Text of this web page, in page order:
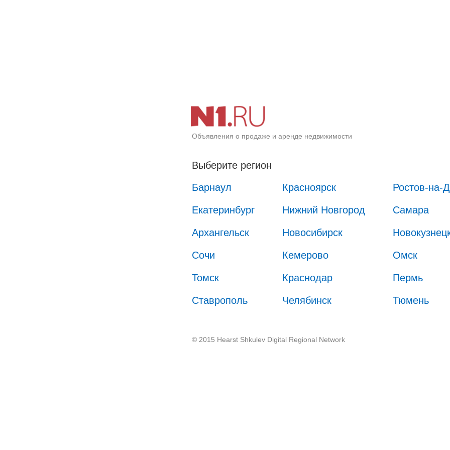
Объявления о продаже и аренде недвижимости
Выберите регион
Барнаул
Красноярск Ростов-на-
Екатеринбург Нижний Новгород Самара
Архангельск Новосибирск
Сочи Кемерово Омск
Томск Краснодар Пермь
Ставрополь Челябинск Тюмень
© 2015 Hearst Shkulev Digital Regional Network